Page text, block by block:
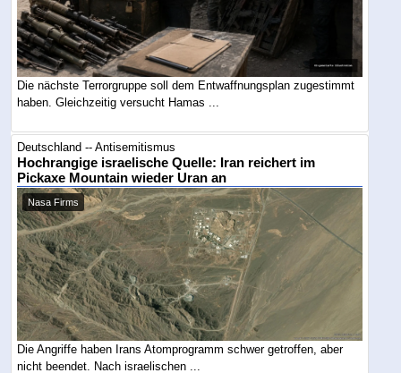
Die nächste Terrorgruppe soll dem Entwaffnungsplan zugestimmt
haben. Gleichzeitig versucht Hamas ...
Deutschland -- Antisemitismus
Hochrangige israelische Quelle: Iran reichert im
Pickaxe Mountain wieder Uran an
Nasa Firms
Die Angriffe haben Irans Atomprogramm schwer getroffen, aber
nicht beendet. Nach israelischen ...